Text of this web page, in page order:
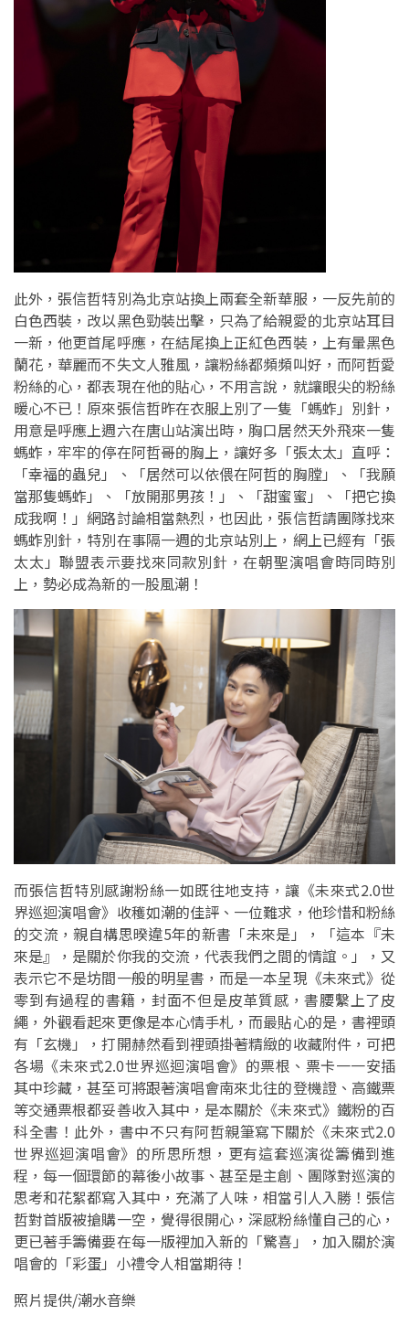
此外，張信哲特別為北京站換上兩套全新華服，一反先前的
白色西裝，改以黑色勁裝出擊，只為了給親愛的北京站耳目
一新，他更首尾呼應，在結尾換上正紅色西裝，上有暈黑色
蘭花，華麗而不失文人雅風，讓粉絲都頻頻叫好，而阿哲愛
粉絲的心，都表現在他的貼心，不用言說，就讓眼尖的粉絲
暖心不已！原來張信哲昨在衣服上別了一隻「螞蚱」別針，
用意是呼應上週六在唐山站演出時，胸口居然天外飛來一隻
螞蚱，牢牢的停在阿哲哥的胸上，讓好多「張太太」直呼：
「幸福的蟲兒」、「居然可以依偎在阿哲的胸膛」、「我願
當那隻螞蚱」、「放開那男孩！」、「甜蜜蜜」、「把它換
成我啊！」網路討論相當熱烈，也因此，張信哲請團隊找來
螞蚱別針，特別在事隔一週的北京站別上，網上已經有「張
太太」聯盟表示要找來同款別針，在朝聖演唱會時同時別
上，勢必成為新的一股風潮！
而張信哲特別感謝粉絲一如既往地支持，讓《未來式2.0世
界巡迴演唱會》收穫如潮的佳評、一位難求，他珍惜和粉絲
的交流，親自構思暌違5年的新書「未來是」，「這本『未
來是』，是關於你我的交流，代表我們之間的情誼。」，又
表示它不是坊間一般的明星書，而是一本呈現《未來式》從
零到有過程的書籍，封面不但是皮革質感，書腰繫上了皮
繩，外觀看起來更像是本心情手札，而最貼心的是，書裡頭
有「玄機」，打開赫然看到裡頭掛著精緻的收藏附件，可把
各場《未來式2.0世界巡迴演唱會》的票根、票卡一一安插
其中珍藏，甚至可將跟著演唱會南來北往的登機證、高鐵票
等交通票根都妥善收入其中，是本關於《未來式》鐵粉的百
科全書！此外，書中不只有阿哲親筆寫下關於《未來式2.0
世界巡迴演唱會》的所思所想，更有這套巡演從籌備到進
程，每一個環節的幕後小故事、甚至是主創、團隊對巡演的
思考和花絮都寫入其中，充滿了人味，相當引人入勝！張信
哲對首版被搶購一空，覺得很開心，深感粉絲懂自己的心，
更已著手籌備要在每一版裡加入新的「驚喜」，加入關於演
唱會的「彩蛋」小禮令人相當期待！
照片提供/潮水音樂